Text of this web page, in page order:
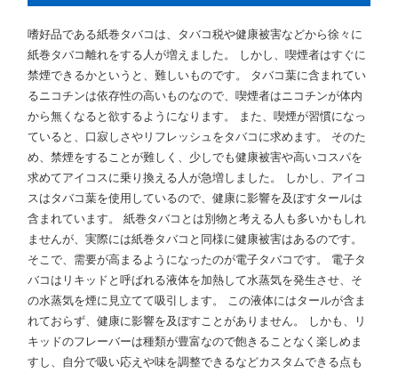
嗜好品である紙巻タバコは、タバコ税や健康被害などから徐々に
紙巻タバコ離れをする人が増えました。 しかし、喫煙者はすぐに
禁煙できるかというと、難しいものです。 タバコ葉に含まれてい
るニコチンは依存性の高いものなので、喫煙者はニコチンが体内
から無くなると欲するようになります。 また、喫煙が習慣になっ
ていると、口寂しさやリフレッシュをタバコに求めます。 そのた
め、禁煙をすることが難しく、少しでも健康被害や高いコスパを
求めてアイコスに乗り換える人が急増しました。 しかし、アイコ
スはタバコ葉を使用しているので、健康に影響を及ぼすタールは
含まれています。 紙巻タバコとは別物と考える人も多いかもしれ
ませんが、実際には紙巻タバコと同様に健康被害はあるのです。
そこで、需要が高まるようになったのが電子タバコです。 電子タ
バコはリキッドと呼ばれる液体を加熱して水蒸気を発生させ、そ
の水蒸気を煙に見立てて吸引します。 この液体にはタールが含ま
れておらず、健康に影響を及ぼすことがありません。 しかも、リ
キッドのフレーバーは種類が豊富なので飽きることなく楽しめま
すし、自分で吸い応えや味を調整できるなどカスタムできる点も